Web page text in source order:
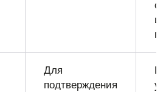
и
Для
подтверждения